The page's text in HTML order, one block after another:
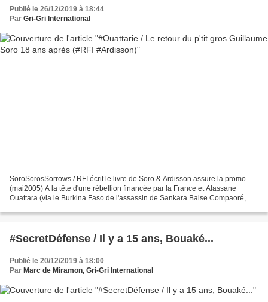
Publié le 26/12/2019 à 18:44
Par Gri-Gri International
SoroSorosSorrows / RFI écrit le livre de Soro & Ardisson assure la promo
(mai2005) A la tête d'une rébellion financée par la France et Alassane
Ouattara (via le Burkina Faso de l'assassin de Sankara Baise Compaoré, où
#SecretDéfense / Il y a 15 ans, Bouaké...
Publié le 20/12/2019 à 18:00
Par Marc de Miramon, Gri-Gri International